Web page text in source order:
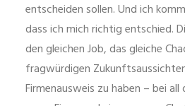
entscheiden sollen. Und ich
dass ich mich richtig entschied.
den gleichen Job, das gleiche
fragwürdigen
Firmenausweis zu haben – bei